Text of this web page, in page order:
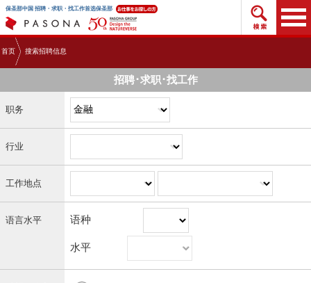
保圣那中国 招聘・求职・找工作首选保圣那 搜索
首页 搜索招聘信息
招聘･求职･找工作
职务
行业
工作地点
语言水平 语种
水平